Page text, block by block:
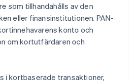
som tillhandahålls av den
eller finansinstitutionen. PAN-
konto och
om kortutfärdaren och
i kortbaserade transaktioner,